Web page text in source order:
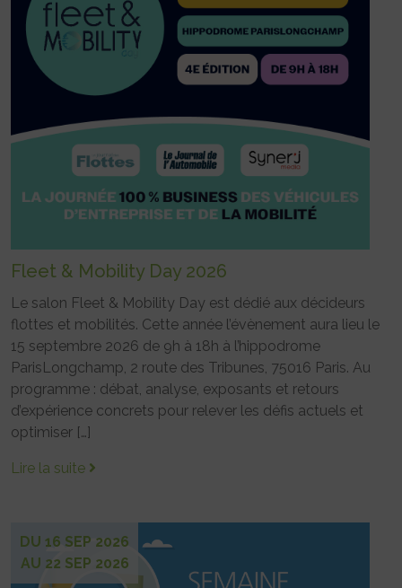
Fleet & Mobility Day 2026
Le salon Fleet & Mobility Day est dédié aux décideurs
flottes et mobilités. Cette année l’évènement aura lieu le
15 septembre 2026 de 9h à 18h à l’hippodrome
ParisLongchamp, 2 route des Tribunes, 75016 Paris. Au
programme : débat, analyse, exposants et retours
d’expérience concrets pour relever les défis actuels et
optimiser […]
Lire la suite
DU 16 SEP 2026
AU 22 SEP 2026